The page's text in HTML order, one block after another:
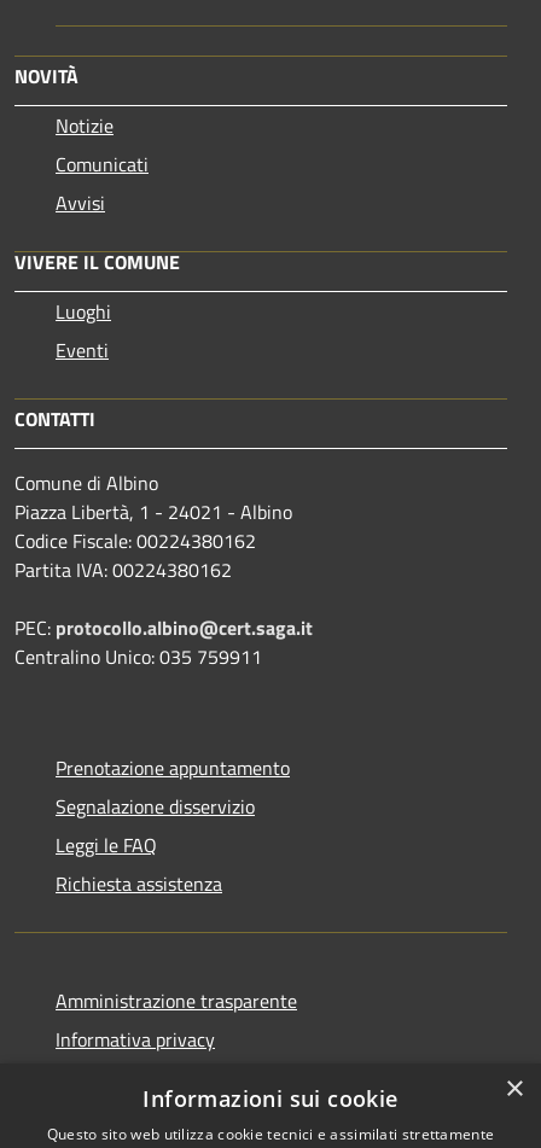
NOVITÀ
Notizie
Comunicati
Avvisi
VIVERE IL COMUNE
Luoghi
Eventi
CONTATTI
Comune di Albino
Piazza Libertà, 1 - 24021 - Albino
Codice Fiscale: 00224380162
Partita IVA: 00224380162
PEC: protocollo.albino@cert.saga.it
Centralino Unico: 035 759911
Prenotazione appuntamento
Segnalazione disservizio
Leggi le FAQ
Richiesta assistenza
Amministrazione trasparente
Informativa privacy
Dichiarazione di accessibilità
×
Informazioni sui cookie
Questo sito web utilizza cookie tecnici e assimilati strettamente